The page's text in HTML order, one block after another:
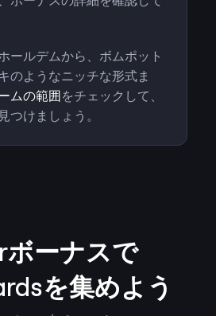
ールデムから、ボムポット
のようなニッチな形式ま
ムの範囲をチェックして、
つけましょう。
ボーナスで
を集めよう